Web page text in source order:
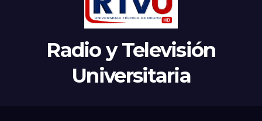
Radio y Televisión
Universitaria